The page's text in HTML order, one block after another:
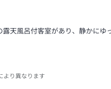
天風呂付客室があり、静かに
より異なります